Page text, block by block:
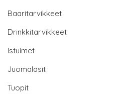
Baaritarvikkeet
Drinkkitarvikkeet
Istuimet
Juomalasit
Tuopit